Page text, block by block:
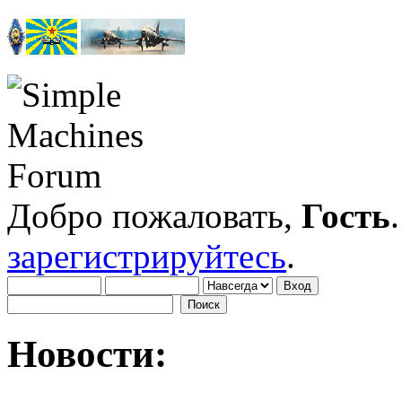
Добро пожаловать, Гость
зарегистрируйтесь.
Новости: